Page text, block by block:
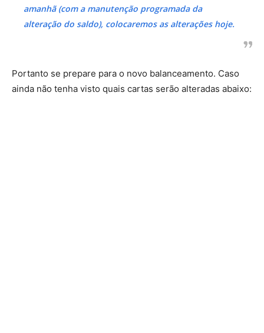
amanhã (com a manutenção programada da
alteração do saldo), colocaremos as alterações hoje.
Portanto se prepare para o novo balanceamento. Caso
ainda não tenha visto quais cartas serão alteradas abaixo: